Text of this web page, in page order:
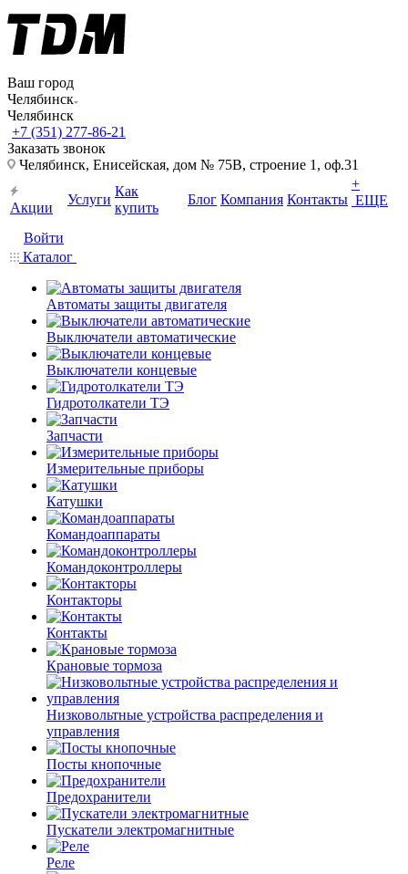
Ваш город
Челябинск
Челябинск
+7 (351) 277-86-21
Заказать звонок
Челябинск, Енисейская, дом № 75В, строение 1, оф.31
Акции
Услуги
Как
купить
Блог Компания Контакты
+
ЕЩЕ
Войти
Каталог
Автоматы защиты двигателя
Выключатели автоматические
Выключатели концевые
Гидротолкатели ТЭ
Запчасти
Измерительные приборы
Катушки
Командоаппараты
Командоконтроллеры
Контакторы
Контакты
Крановые тормоза
Низковольтные устройства распределения и
управления
Посты кнопочные
Предохранители
Пускатели электромагнитные
Реле